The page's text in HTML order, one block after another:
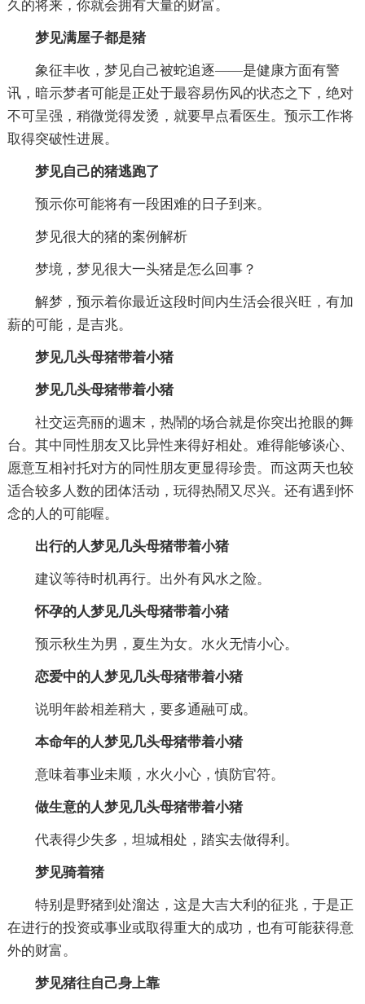
久的将来，你就会拥有大量的财富。
梦见满屋子都是猪
象征丰收，梦见自己被蛇追逐——是健康方面有警
讯，暗示梦者可能是正处于最容易伤风的状态之下，绝对
不可呈强，稍微觉得发烫，就要早点看医生。预示工作将
取得突破性进展。
梦见自己的猪逃跑了
预示你可能将有一段困难的日子到来。
梦见很大的猪的案例解析
梦境，梦见很大一头猪是怎么回事？
解梦，预示着你最近这段时间内生活会很兴旺，有加
薪的可能，是吉兆。
梦见几头母猪带着小猪
梦见几头母猪带着小猪
社交运亮丽的週末，热鬧的场合就是你突出抢眼的舞
台。其中同性朋友又比异性来得好相处。难得能够谈心、
愿意互相衬托对方的同性朋友更显得珍贵。而这两天也较
适合较多人数的团体活动，玩得热鬧又尽兴。还有遇到怀
念的人的可能喔。
出行的人梦见几头母猪带着小猪
建议等待时机再行。出外有风水之险。
怀孕的人梦见几头母猪带着小猪
预示秋生为男，夏生为女。水火无情小心。
恋爱中的人梦见几头母猪带着小猪
说明年龄相差稍大，要多通融可成。
本命年的人梦见几头母猪带着小猪
意味着事业未顺，水火小心，慎防官符。
做生意的人梦见几头母猪带着小猪
代表得少失多，坦城相处，踏实去做得利。
梦见骑着猪
特别是野猪到处溜达，这是大吉大利的征兆，于是正
在进行的投资或事业或取得重大的成功，也有可能获得意
外的财富。
梦见猪往自己身上靠